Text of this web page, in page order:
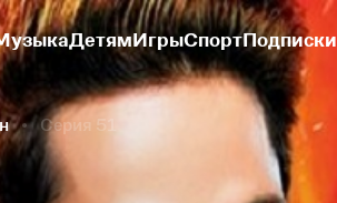
ДетямИгрыСпортПодписки
Серия 51